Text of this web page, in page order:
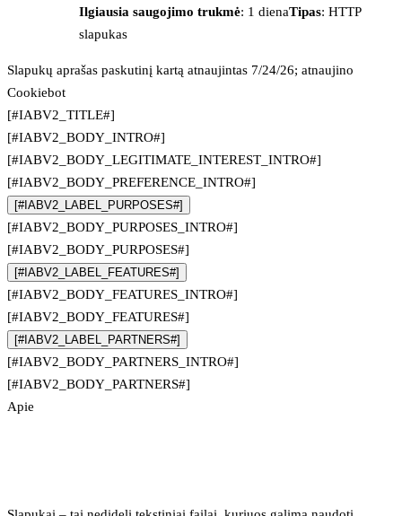
Ilgiausia saugojimo trukmė: 1 dienaTipas: HTTP
slapukas
Slapukų aprašas paskutinį kartą atnaujintas 7/24/26; atnaujino
Cookiebot
[#IABV2_TITLE#]
[#IABV2_BODY_INTRO#]
[#IABV2_BODY_LEGITIMATE_INTEREST_INTRO#]
[#IABV2_BODY_PREFERENCE_INTRO#]
[#IABV2_LABEL_PURPOSES#]
[#IABV2_BODY_PURPOSES_INTRO#]
[#IABV2_BODY_PURPOSES#]
[#IABV2_LABEL_FEATURES#]
[#IABV2_BODY_FEATURES_INTRO#]
[#IABV2_BODY_FEATURES#]
[#IABV2_LABEL_PARTNERS#]
[#IABV2_BODY_PARTNERS_INTRO#]
[#IABV2_BODY_PARTNERS#]
Apie